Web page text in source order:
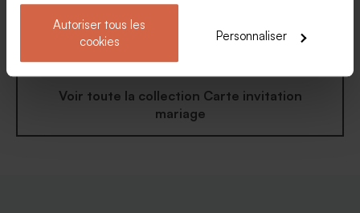
Autoriser tous les
cookies
Personnaliser
Carton invitation mariage
minimaliste chic et dorure
Carte invitation mariage
Voir toute la collection Carte invitation
mariage